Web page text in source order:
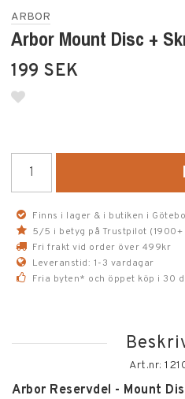
ARBOR
Arbor Mount Disc +
199 SEK
Finns i lager & i butiken i
5/5 i betyg på Trustpilot
Fri frakt vid order över 499kr
Leveranstid: 1-3 vardagar
Fria byten* och öppet köp i 30
Art.nr:
Arbor Reservdel - Mount